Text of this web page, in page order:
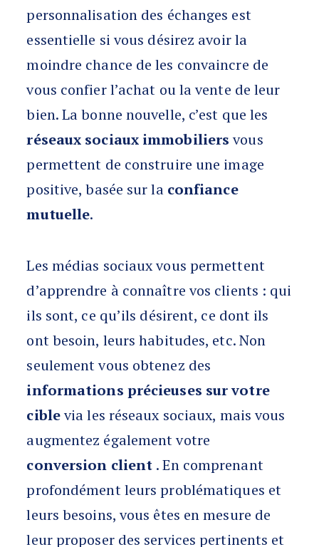
personnalisation des échanges est
essentielle si vous désirez avoir la
moindre chance de les convaincre de
vous confier l’achat ou la vente de leur
bien. La bonne nouvelle, c’est que les
réseaux sociaux immobiliersvous
permettent de construire une image
positive, basée sur la confiance
mutuelle.
Les médias sociaux vous permettent
d’apprendre à connaître vos clients : qui
ils sont, ce qu’ils désirent, ce dont ils
ont besoin, leurs habitudes, etc. Non
seulement vous obtenez des
informations précieuses sur votre
ciblevia les réseaux sociaux, mais vous
augmentez également votre
conversion client . En comprenant
profondément leurs problématiques et
leurs besoins, vous êtes en mesure de
leur proposer des services pertinents et